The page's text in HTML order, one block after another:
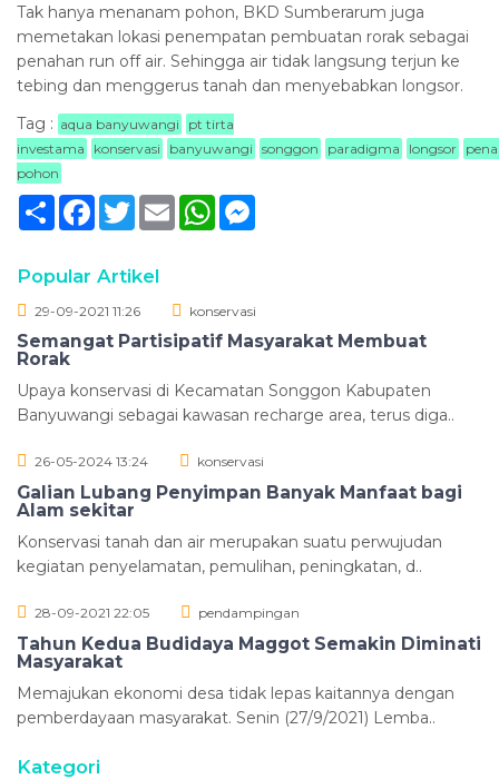
Tak hanya menanam pohon, BKD Sumberarum juga
memetakan lokasi penempatan pembuatan rorak sebagai
penahan run off air. Sehingga air tidak langsung terjun ke
tebing dan menggerus tanah dan menyebabkan longsor.
Tag : aqua banyuwangi
pt tirta
investama
konservasi banyuwangi songgon paradigma longsor
pohon
SambungFacebook
TwitterEmail WhatsApp
Popular Artikel
29-09-2021 11:26 konservasi
Semangat Partisipatif Masyarakat Membuat
Rorak
Upaya konservasi di Kecamatan Songgon Kabupaten
Banyuwangi sebagai kawasan recharge area, terus diga..
26-05-2024 13:24 konservasi
Galian Lubang Penyimpan Banyak Manfaat bagi
Alam sekitar
Konservasi tanah dan air merupakan suatu perwujudan
kegiatan penyelamatan, pemulihan, peningkatan, d..
28-09-2021 22:05 pendampingan
Tahun Kedua Budidaya Maggot Semakin Diminati
Masyarakat
Memajukan ekonomi desa tidak lepas kaitannya dengan
pemberdayaan masyarakat. Senin (27/9/2021) Lemba..
Kategori